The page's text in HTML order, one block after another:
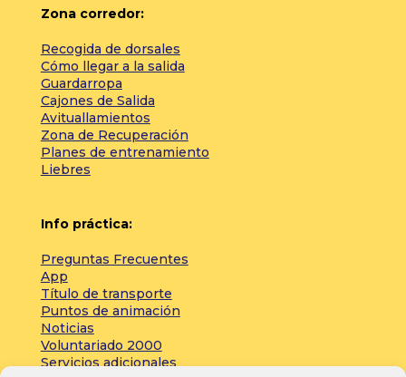
Zona corredor:
Recogida de dorsales
Cómo llegar a la salida
Guardarropa
Cajones de Salida
Avituallamientos
Zona de Recuperación
Planes de entrenamiento
Liebres
Info práctica:
Preguntas Frecuentes
App
Título de transporte
Puntos de animación
Noticias
Voluntariado 2000
Servicios adicionales